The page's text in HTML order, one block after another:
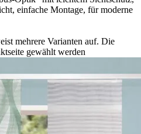
einfache Montage, für moderne
mehrere Varianten auf. Die
gewählt werden